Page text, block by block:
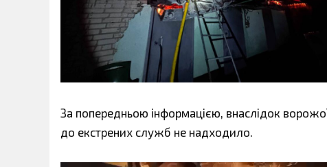
За попередньою інформацією, внаслідок
до екстрених служб не надходило.